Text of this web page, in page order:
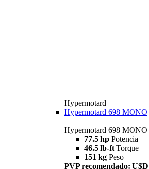
Hypermotard
Hypermotard 698 MONO
Hypermotard 698 MONO
77.5 hp Potencia
46.5 lb-ft Torque
151 kg Peso
PVP recomendado: